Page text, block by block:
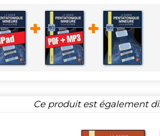
Ce produit est également